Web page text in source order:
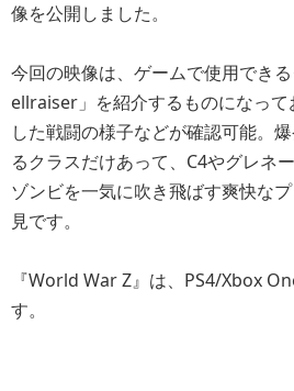
像を公開しました。
今回の映像は、ゲームで使用でき
ellraiser」を紹介するものになっ
した戦闘の様子などが確認可能。
るクラスだけあって、C4やグレネ
ゾンビを一気に吹き飛ばす爽快な
見です。
『World War Z』は、PS4/Xbox
す。